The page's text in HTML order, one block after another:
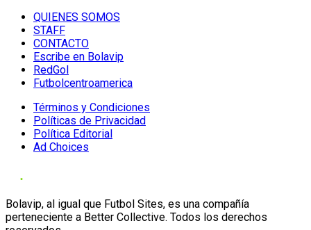
QUIENES SOMOS
STAFF
CONTACTO
Escribe en Bolavip
RedGol
Futbolcentroamerica
Términos y Condiciones
Políticas de Privacidad
Política Editorial
Ad Choices
Bolavip, al igual que Futbol Sites, es una compañía
perteneciente a Better Collective. Todos los derechos